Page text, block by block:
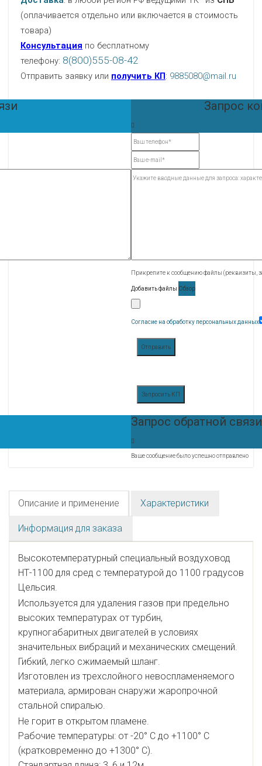
(оплачивается отдельно или включается в стоимость
товара)
Консультация по бесплатному
телефону: 8(800)555-08-42
Отправить заявку или получить КП: 9885080@mail.ru
Запрос
Прикрепите к сообщению файлы (реквизиты,
Добавить файлы Обзор
Согласие на обработку персональных данных
Отправить
Запросить КП
Запрос обратной связи
Ваше сообщение было успешно отправлено
Описание и применение Характеристики
Информация для заказа
Высокотемпературный специальный воздуховод
НТ-1100 для сред с температурой до 1100 градусов
Цельсия.
Используется для удаления газов при предельно
высоких температурах от турбин,
крупногабаритных двигателей в условиях
значительных вибраций и механических смещений.
Гибкий, легко сжимаемый шланг.
Изготовлен из трехслойного невоспламеняемого
материала, армирован снаружи жаропрочной
стальной спиралью.
Не горит в открытом пламене.
Рабочие температуры: от -20° С до +1100° С
(кратковременно до +1300° С).